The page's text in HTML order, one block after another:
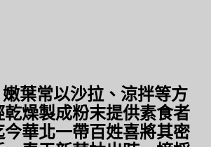
常以沙拉、涼拌等方
燥製成粉末提供素食者
華北一帶百姓喜將其密